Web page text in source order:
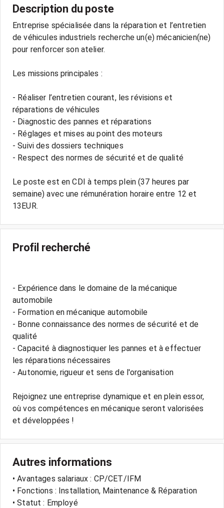
Description du poste
Entreprise spécialisée dans la réparation et l’entretien
de véhicules industriels recherche un(e) mécanicien(ne)
pour renforcer son atelier.
Les missions principales :
- Réaliser l’entretien courant, les révisions et
réparations de véhicules
- Diagnostic des pannes et réparations
- Réglages et mises au point des moteurs
- Suivi des dossiers techniques
- Respect des normes de sécurité et de qualité
Le poste est en CDI à temps plein (37 heures par
semaine) avec une rémunération horaire entre 12 et
Profil recherché
- Expérience dans le domaine de la mécanique
automobile
- Formation en mécanique automobile
- Bonne connaissance des normes de sécurité et de
qualité
- Capacité à diagnostiquer les pannes et à effectuer
les réparations nécessaires
- Autonomie, rigueur et sens de l'organisation
Rejoignez une entreprise dynamique et en plein essor,
où vos compétences en mécanique seront valorisées
Autres informations
• Avantages salariaux : CP/CET/IFM
• Fonctions : Installation, Maintenance & Réparation
• Statut : Employé